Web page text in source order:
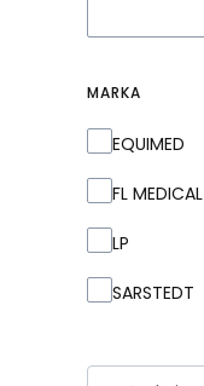
MARKA
Marka
EQUIMED
FL MEDICAL
LP
SARSTEDT